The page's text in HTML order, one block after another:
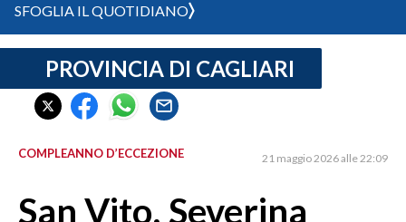
CRONACA SARDEGNA
CAGLIARI
SULCIS IGLESIENTE
ORISTANO E PROVINCIA
SFOGLIA IL QUOTIDIANO
PROVINCIA DI CAGLIARI
COMPLEANNO D’ECCEZIONE 21 maggio 2026 alle 22:09
San Vito, Severina